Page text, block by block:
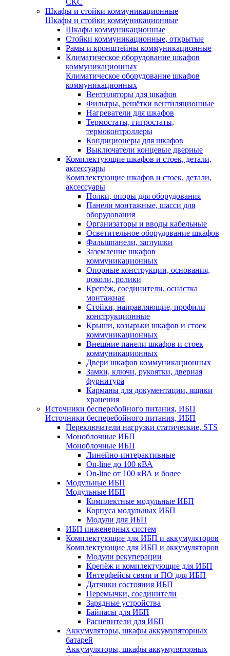
СКС
Шкафы и стойки коммуникационные
Шкафы и стойки коммуникационные
Шкафы коммуникационные
Стойки коммуникационные, открытые
Рамы и кронштейны коммуникационные
Климатическое оборудование шкафов
коммуникационных
Климатическое оборудование шкафов
коммуникационных
Вентиляторы для шкафов
Фильтры, решётки вентиляционные
Нагреватели для шкафов
Термостаты, гигростаты,
термоконтроллеры
Кондиционеры для шкафов
Выключатели концевые дверные
Комплектующие шкафов и стоек, детали,
аксессуары
Комплектующие шкафов и стоек, детали,
аксессуары
Полки, опоры для оборудования
Панели монтажные, шасси для
оборудования
Организаторы и вводы кабельные
Осветительное оборудование шкафов
Фальшпанели, заглушки
Заземление шкафов
коммуникационных
Опорные конструкции, основания,
цоколи, ролики
Крепёж, соединители, оснастка
монтажная
Стойки, направляющие, профили
конструкционные
Крыши, козырьки шкафов и стоек
коммуникационных
Внешние панели шкафов и стоек
коммуникационных
Двери шкафов коммуникационных
Замки, ключи, рукоятки, дверная
фурнитура
Карманы для документации, ящики
хранения
Источники бесперебойного питания, ИБП
Источники бесперебойного питания, ИБП
Переключатели нагрузки статические, STS
Моноблочные ИБП
Моноблочные ИБП
Линейно-интерактивные
On-line до 100 кВА
On-line от 100 кВА и более
Модульные ИБП
Модульные ИБП
Комплектные модульные ИБП
Корпуса модульных ИБП
Модули для ИБП
ИБП инженерных систем
Комплектующие для ИБП и аккумуляторов
Комплектующие для ИБП и аккумуляторов
Модули рекуперации
Крепёж и комплектующие для ИБП
Интерфейсы связи и ПО для ИБП
Датчики состояния ИБП
Перемычки, соединители
Зарядные устройства
Байпасы для ИБП
Расцепители для ИБП
Аккумуляторы, шкафы аккумуляторных
батарей
Аккумуляторы, шкафы аккумуляторных